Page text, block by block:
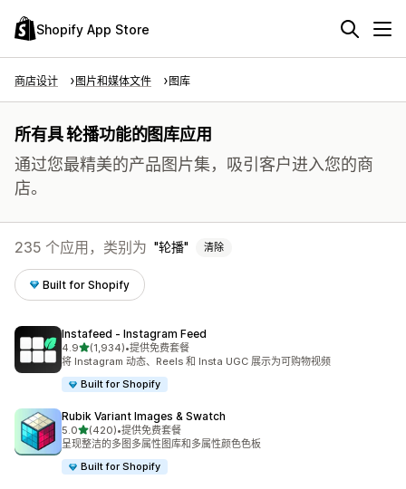
Shopify App Store
商店设计 图片和媒体文件 图库
所有具 轮播功能的图库应用
通过您最精美的产品图片集，吸引客户进入您的商
店。
235 个应用，类别为 轮播 清除
Built for Shopify
Instafeed ‑ Instagram Feed
4.9星（满分 5 星）
(1,934)
总共 1934 条评论
•提供免费套餐
将 Instagram 动态、Reels 和 Insta UGC 展示为可购物视频
Built for Shopify
Rubik Variant Images & Swatch
5.0星（满分 5 星）
(420)
总共 420 条评论
•提供免费套餐
呈现整洁的多图多属性图库和多属性颜色色板
Built for Shopify